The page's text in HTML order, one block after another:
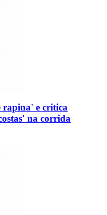
rapina' e critica
na corrida